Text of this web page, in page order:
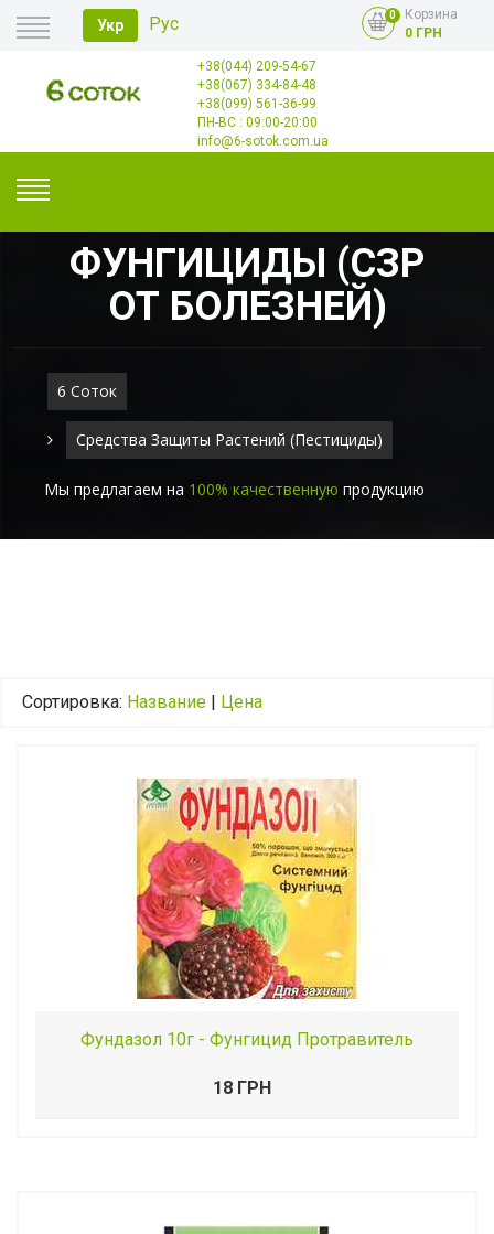
Укр Рус 0
Корзина
0 ГРН
Главная
Оплата
Доставка
+38(044) 209-54-67
+38(067) 334-84-48
+38(099) 561-36-99
ПН-ВС : 09:00-20:00
info@6-sotok.com.ua
ФУНГИЦИДЫ (СЗР
ОТ БОЛЕЗНЕЙ)
6 Соток
Средства Защиты Растений (пестициды)
Мы предлагаем на 100% качественную продукцию
Сортировка: Название | Цена
Фундазол 10г - Фунгицид Протравитель
18 ГРН